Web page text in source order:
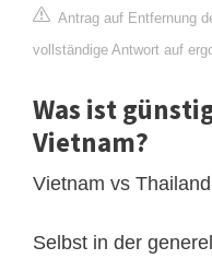
Antrag auf Entfernung
vollständige Antwort auf
Was ist
Vietnam?
Vietnam vs
Selbst in der